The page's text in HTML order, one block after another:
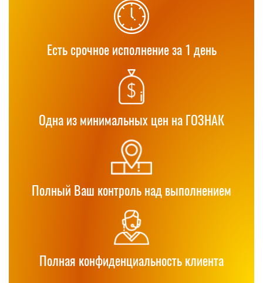
Есть срочное исполнение за 1 день
Одна из минимальных цен на ГОЗНАК
Полный Ваш контроль над выполнением
Полная конфиденциальность клиента